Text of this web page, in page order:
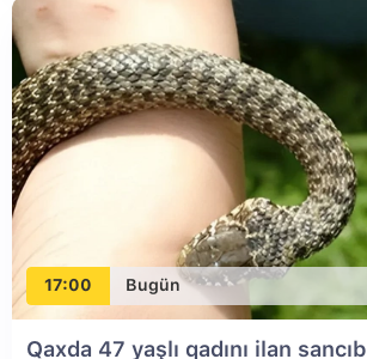
17:00 Bugün
Qaxda 47 yaşlı qadını ilan sancıb